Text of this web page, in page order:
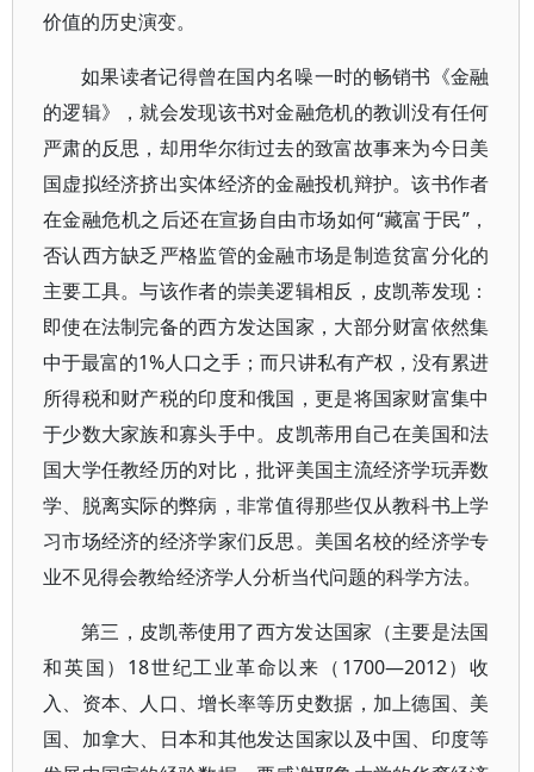
价值的历史演变。
如果读者记得曾在国内名噪一时的畅销书《金融
的逻辑》，就会发现该书对金融危机的教训没有任何
严肃的反思，却用华尔街过去的致富故事来为今日美
国虚拟经济挤出实体经济的金融投机辩护。该书作者
在金融危机之后还在宣扬自由市场如何“藏富于民”，
否认西方缺乏严格监管的金融市场是制造贫富分化的
主要工具。与该作者的崇美逻辑相反，皮凯蒂发现：
即使在法制完备的西方发达国家，大部分财富依然集
中于最富的1%人口之手；而只讲私有产权，没有累进
所得税和财产税的印度和俄国，更是将国家财富集中
于少数大家族和寡头手中。皮凯蒂用自己在美国和法
国大学任教经历的对比，批评美国主流经济学玩弄数
学、脱离实际的弊病，非常值得那些仅从教科书上学
习市场经济的经济学家们反思。美国名校的经济学专
业不见得会教给经济学人分析当代问题的科学方法。
第三，皮凯蒂使用了西方发达国家（主要是法国
和英国）18世纪工业革命以来（1700—2012）收
入、资本、人口、增长率等历史数据，加上德国、美
国、加拿大、日本和其他发达国家以及中国、印度等